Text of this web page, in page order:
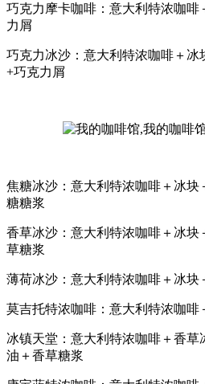
巧克力摩卡咖啡：意大利特浓咖
力屑
巧克力冰沙：意大利特浓咖啡＋冰
+巧克力屑
焦糖冰沙：意大利特浓咖啡＋冰块
糖糖浆
香草冰沙：意大利特浓咖啡＋冰块
草糖浆
薄荷冰沙：意大利特浓咖啡＋冰块
莫吉托特浓咖啡：意大利特浓咖
冰镇天堂：意大利特浓咖啡＋香
油＋香草糖浆